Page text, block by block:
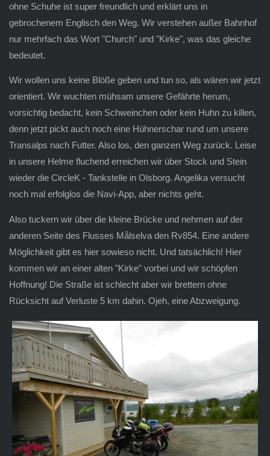
ohne Schuhe ist super freundlich und erklärt uns in
gebrochenem Englisch den Weg. Wir verstehen außer Bahnhof
nur mehrfach das Wort "Church" und "Kirke", was das gleiche
bedeutet.
Wir wollen uns keine Blöße geben und tun so, als wären wir jetzt
orientiert. Wir wuchten mühsam unsere Gefährte herum,
vorsichtig bedacht, kein Schweinchen oder kein Huhn zu killen,
denn jetzt pickt auch noch eine Hühnerschar rund um unsere
Transalps nach Futter. Also los, den ganzen Weg zurück. Leise
in unsere Helme fluchend erreichen wir über Stock und Stein
wieder die CircleK - Tankstelle in Olsborg. Angelika versucht
noch mal erfolglos die Navi-App, aber nichts geht.
Also tuckern wir über die kleine Brücke und nehmen auf der
anderen Seite des Flusses Målselva den Rv854. Eine andere
Möglichkeit gibt es hier sowieso nicht. Und tatsächlich! Hier
kommen wir an einer alten "Kirke" vorbei und wir schöpfen
Hoffnung! Die Straße ist schlecht aber wir brettern ohne
Rücksicht auf Verluste 5 km dahin. Ojeh, eine Abzweigung.